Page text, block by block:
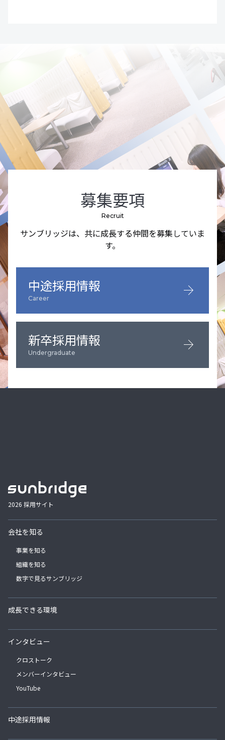
募集要項
Recruit
サンブリッジは、共に成長する仲間を募集していま
す。
中途採用情報
Career arrow_forward
新卒採用情報
Undergraduate arrow_forward
2026 採用サイト
会社を知る
事業を知る
組織を知る
数字で見るサンブリッジ
成長できる環境
インタビュー
クロストーク
メンバーインタビュー
YouTube
中途採用情報